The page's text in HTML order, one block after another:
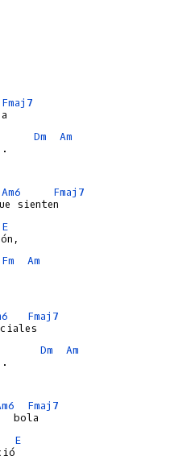
Fmaj7
Dm
Am
Am6
Fmaj7
E
Fm
Am
Fmaj7
Dm
Am
Fmaj7
E